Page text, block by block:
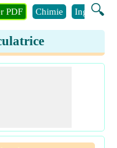
🔍
PDF Chimie Ingénierie